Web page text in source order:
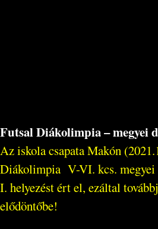
Futsal Diákolimpia – megyei
Az iskola csapata Makón
Diákolimpia V-VI. kcs. megyei
I. helyezést ért el, ezáltal
elődöntőbe!